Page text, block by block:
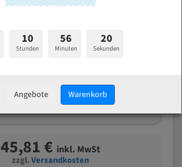
Welche Zahn soll ich wählen?
45,81 € inkl. MwSt
zzgl.Versandkosten
10
Stunden
56
Minuten
19
Sekunden
Angebote Warenkorb